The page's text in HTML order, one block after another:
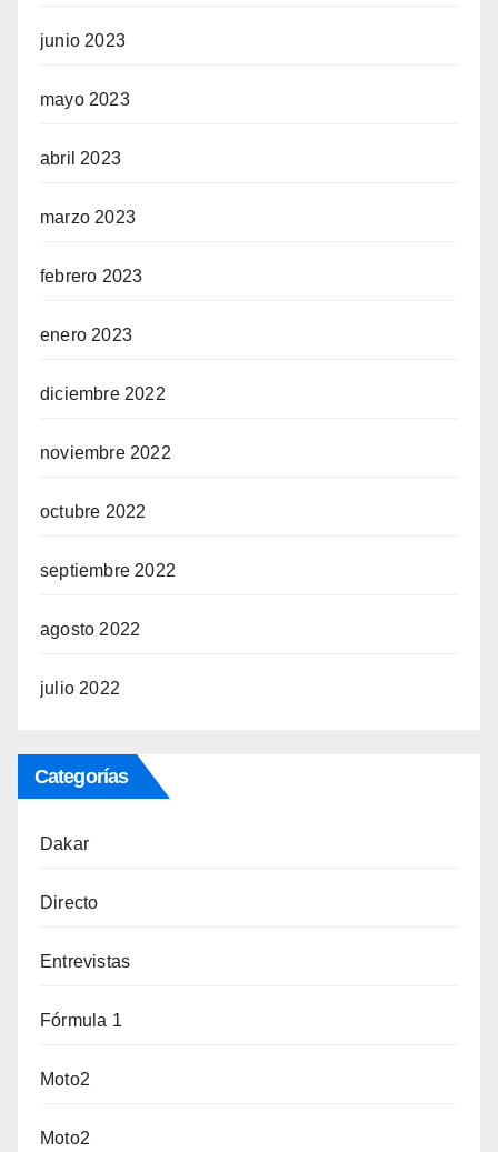
junio 2023
mayo 2023
abril 2023
marzo 2023
febrero 2023
enero 2023
diciembre 2022
noviembre 2022
octubre 2022
septiembre 2022
agosto 2022
julio 2022
Categorías
Dakar
Directo
Entrevistas
Fórmula 1
Moto2
Moto2